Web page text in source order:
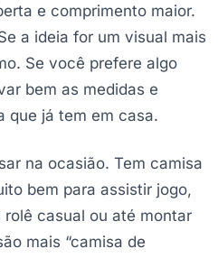
e comprimento maior.
a ideia for um visual mais
Se você prefere algo
bem as medidas e
que já tem em casa.
na ocasião. Tem camisa
bem para assistir jogo,
casual ou até montar
mais “camisa de